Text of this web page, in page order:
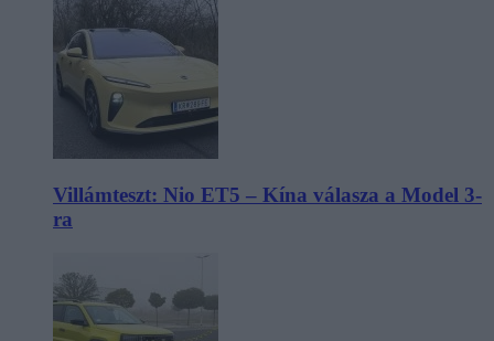
Villámteszt: Nio ET5 – Kína válasza a Model 3-
ra